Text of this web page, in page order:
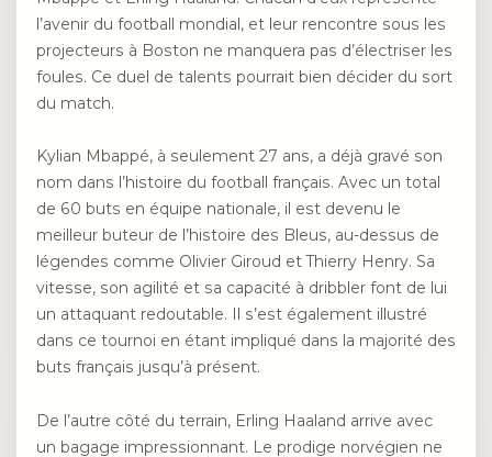
l’avenir du football mondial, et leur rencontre sous les
projecteurs à Boston ne manquera pas d’électriser les
foules. Ce duel de talents pourrait bien décider du sort
du match.
Kylian Mbappé, à seulement 27 ans, a déjà gravé son
nom dans l’histoire du football français. Avec un total
de 60 buts en équipe nationale, il est devenu le
meilleur buteur de l’histoire des Bleus, au-dessus de
légendes comme Olivier Giroud et Thierry Henry. Sa
vitesse, son agilité et sa capacité à dribbler font de lui
un attaquant redoutable. Il s’est également illustré
dans ce tournoi en étant impliqué dans la majorité des
buts français jusqu’à présent.
De l’autre côté du terrain, Erling Haaland arrive avec
un bagage impressionnant. Le prodige norvégien ne